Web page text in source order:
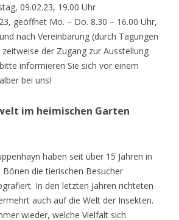
09.02.23, 19.00 Uhr
geöffnet Mo. – Do. 8.30 – 16.00 Uhr,
nach Vereinbarung (durch Tagungen
der Zugang zur Ausstellung
informieren Sie sich vor einem
bei uns!
im heimischen Garten
haben seit über 15 Jahren in
die tierischen Besucher
In den letzten Jahren richteten
auch auf die Welt der Insekten.
wieder, welche Vielfalt sich